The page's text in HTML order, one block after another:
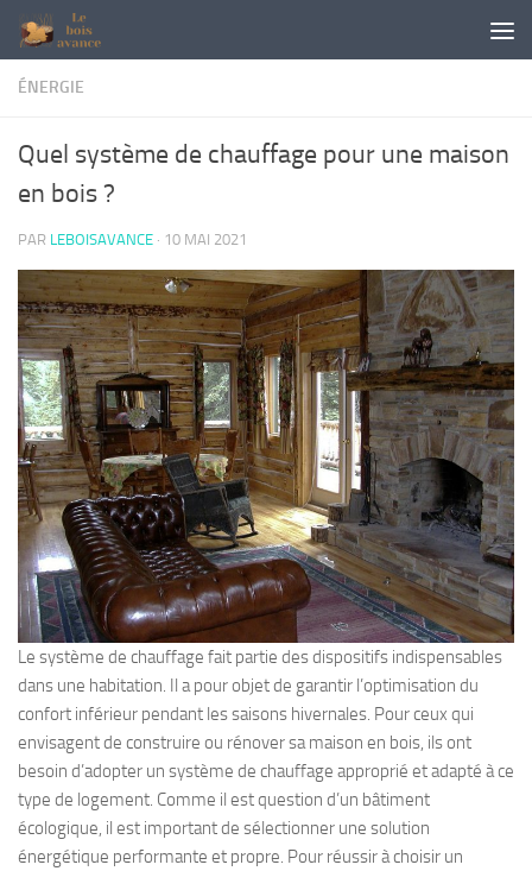
Skip to content
ÉNERGIE
Quel système de chauffage pour une maison
en bois ?
PAR LEBOISAVANCE · 10 MAI 2021
Le système de chauffage fait partie des dispositifs indispensables
dans une habitation. Il a pour objet de garantir l’optimisation du
confort inférieur pendant les saisons hivernales. Pour ceux qui
envisagent de construire ou rénover sa maison en bois, ils ont
besoin d’adopter un système de chauffage approprié et adapté à ce
type de logement. Comme il est question d’un bâtiment
écologique, il est important de sélectionner une solution
énergétique performante et propre. Pour réussir à choisir un